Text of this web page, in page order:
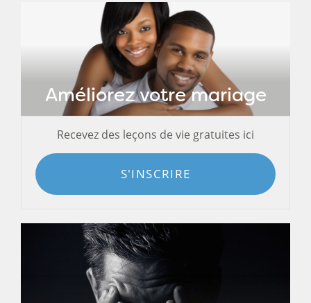
Améliorez votre mariage
Recevez des leçons de vie gratuites ici
S'INSCRIRE